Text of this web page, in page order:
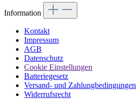
Information
Kontakt
Impressum
AGB
Datenschutz
Cookie Einstellungen
Batteriegesetz
Versand- und Zahlungbedingungen
Widerrufsrecht